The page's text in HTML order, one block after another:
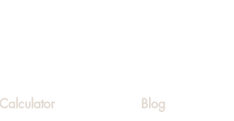
Calculator Blog